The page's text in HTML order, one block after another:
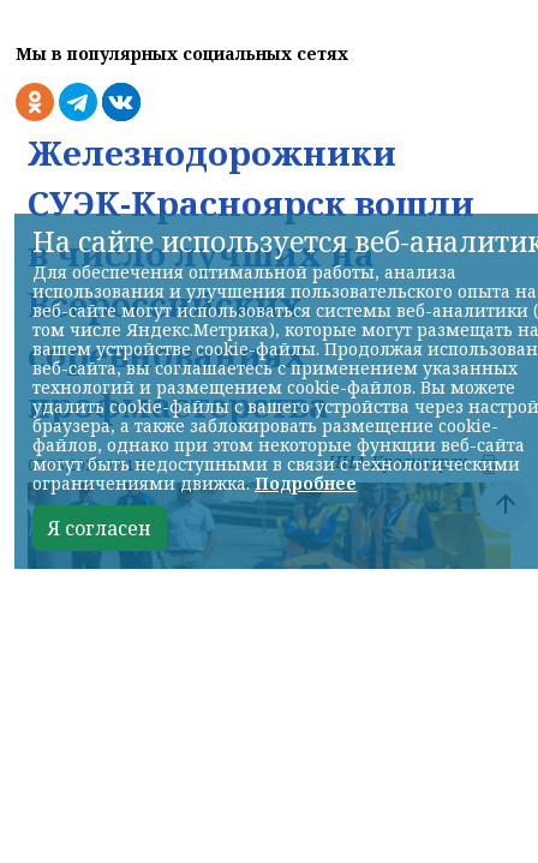
Мы в популярных социальных сетях
Железнодорожники
СУЭК-Красноярск вошли
в число лучших на
Всероссийских
соревнованиях
профмастерства
07.08.2026 22:13 НИА-Красноярск
На сайте используется веб-
Для обеспечения оптимальной работы, анализа
использования и улучшения пользовательского опыта на
веб-сайте могут использоваться системы веб-аналитики
том числе Яндекс.Метрика), которые могут размещать на
вашем устройстве cookie-файлы. Продолжая
веб-сайта, вы соглашаетесь с применением указанных
технологий и размещением cookie-файлов. Вы можете
удалить cookie-файлы с вашего устройства через
браузера, а также заблокировать размещение cookie-
файлов, однако при этом некоторые функции веб-сайта
могут быть недоступными в связи с технологическими
ограничениями движка.Подробнее
Я согласен